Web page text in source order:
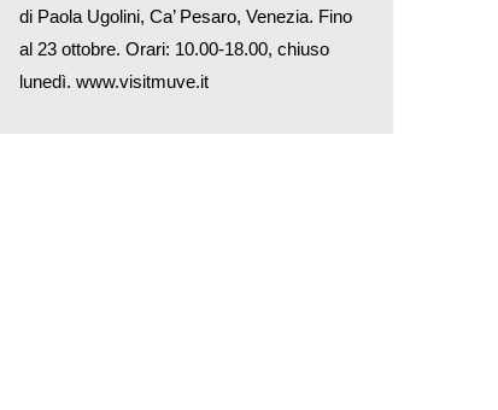
di Paola Ugolini, Ca’ Pesaro, Venezia. Fino
al 23 ottobre. Orari: 10.00-18.00, chiuso
lunedì. www.visitmuve.it